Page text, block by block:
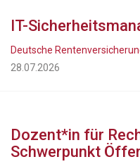
IT-
Deutsche
28.07.2026
Dozent*in für
Schwerpunkt